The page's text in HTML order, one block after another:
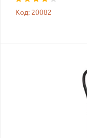
Код: 20082